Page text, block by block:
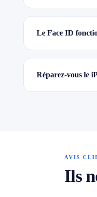
Le Face ID
Réparez-vous le
AVIS
Ils